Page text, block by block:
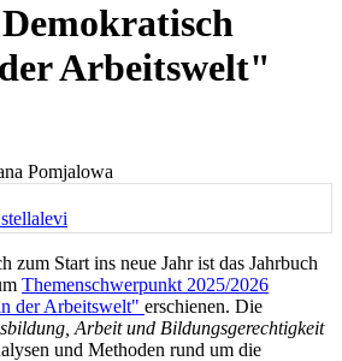
Arbeitswelt"
Pomjalowa
Start ins neue Jahr ist das Jahrbuch
Themenschwerpunkt 2025/2026
der Arbeitswelt" erschienen. Die
Arbeit und Bildungsgerechtigkeit
und Methoden rund um die